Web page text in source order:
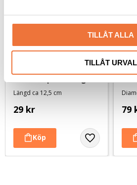
TILLÅT ALLA
TILLÅT URVAL
Dogman Tuggpinnar av
Längd ca 12,5 cm
29 kr 79